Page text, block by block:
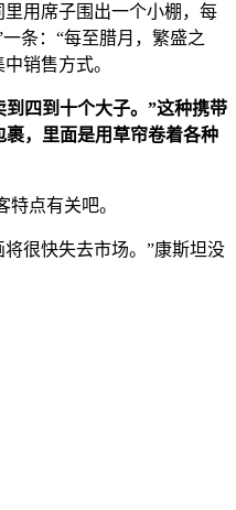
用席子围出一个小棚，每
条：“每至腊月，繁盛之
销售方式。
四到十个大子。”这种携带
，里面是用草帘卷着各种
点有关吧。
很快失去市场。”康斯坦没